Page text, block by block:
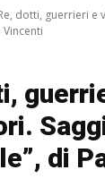
dotti, guerrieri e
di